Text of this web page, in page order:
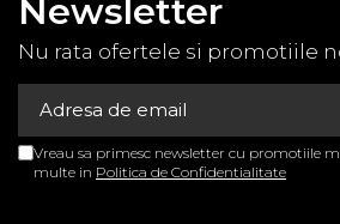
ALEGEREA MARIMII
Pentru alegereamărimii potrivite,
măsurațicircumferința
abdomenului(în mai
Newsletter
Nu rata ofertele si promotiile
Vreau sa primesc newsletter cu promotiile
multe in Politica de Confidentialitate